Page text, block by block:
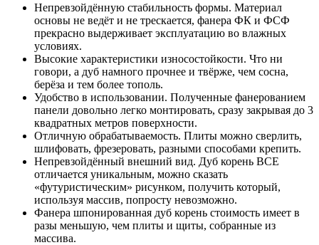
Непревзойдённую стабильность формы. Материал
основы не ведёт и не трескается, фанера ФК и ФСФ
прекрасно выдерживает эксплуатацию во влажных
условиях.
Высокие характеристики износостойкости. Что ни
говори, а дуб намного прочнее и твёрже, чем сосна,
берёза и тем более тополь.
Удобство в использовании. Полученные фанерованием
панели довольно легко монтировать, сразу закрывая до 3
квадратных метров поверхности.
Отличную обрабатываемость. Плиты можно сверлить,
шлифовать, фрезеровать, разными способами крепить.
Непревзойдённый внешний вид. Дуб корень ВСЕ
отличается уникальным, можно сказать
«футуристическим» рисунком, получить который,
используя массив, попросту невозможно.
Фанера шпонированная дуб корень стоимость имеет в
разы меньшую, чем плиты и щиты, собранные из
массива.